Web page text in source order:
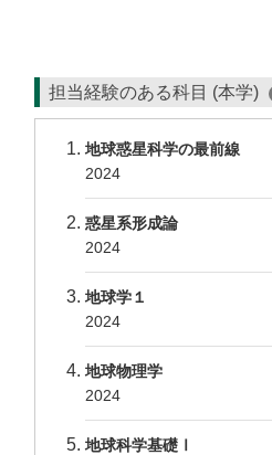
担当経験のある科目 (本学)
地球惑星科学の最前線
2024
惑星系形成論
2024
地球学１
2024
地球物理学
2024
地球科学基礎Ⅰ